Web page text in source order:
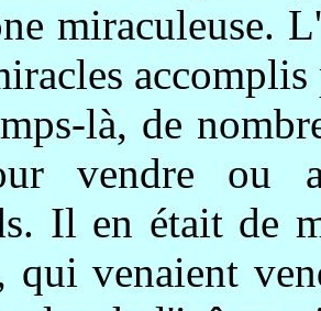
miraculeuse.
là, de
vendre ou
Il en était de
qui venaient